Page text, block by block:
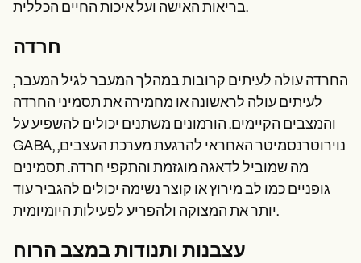
בריאות האישה ועל איכות החיים הכללית.
חרדה
החרדה עולה לעיתים קרובות במהלך המעבר לגיל המעבר,
לעיתים עולה לראשונה או מחמירה את תסמיני החרדה
והמצבים הקיימים. הורמונים משתנים יכולים להשפיע על
GABA, נוירוטרנסמיטר האחראי להרגעת מערכת העצבים,
מה שמוביל לדאגה מוגזמת והתקפי חרדה. תסמינים
גופניים כמו לב מירוץ או קוצר נשימה יכולים להגביר עוד
יותר את המצוקה ולהפריע לפעילות היומיומית.
עצבנות ותנודות במצב הרוח